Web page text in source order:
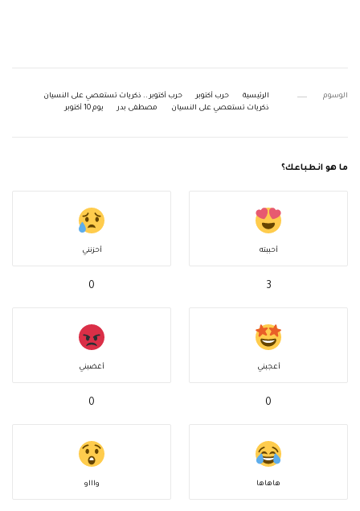
الوسوم الرئيسية حرب أكتوبر
حرب أكتوبر .. ذكريات تستعصي على النسيان
ذكريات تستعصي على النسيان
مصطفى بدر يوم 10 أكتوبر
ما هو انطباعك؟
أحببته
3
أحزنني
0
أعجبني
0
أغضبني
0
هاهاها واااو